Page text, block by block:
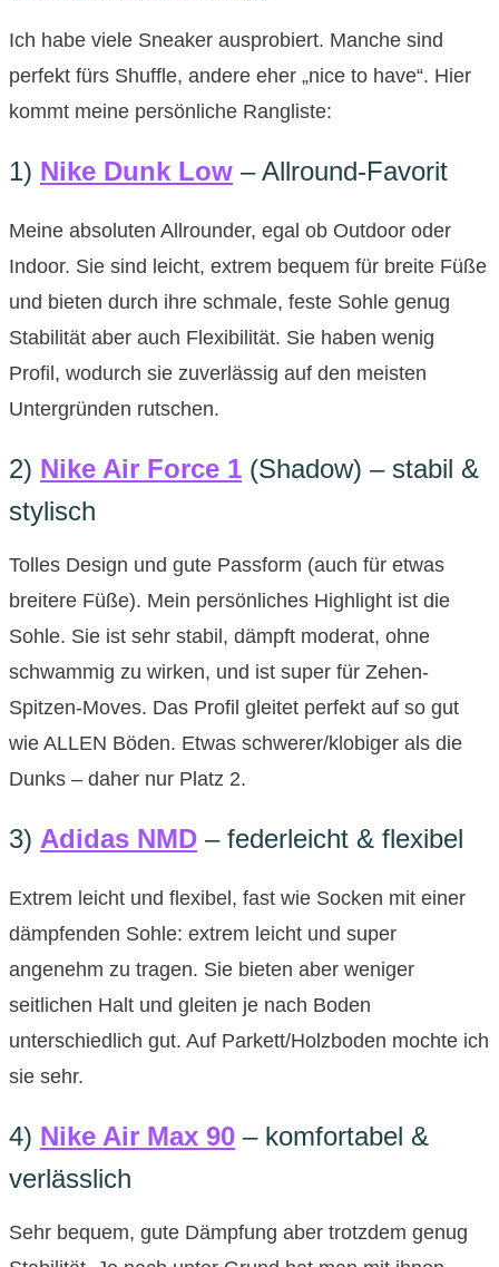
Ich habe viele Sneaker ausprobiert. Manche sind
perfekt fürs Shuffle, andere eher „nice to have“. Hier
kommt meine persönliche Rangliste:
1) Nike Dunk Low – Allround-Favorit
Meine absoluten Allrounder, egal ob Outdoor oder
Indoor. Sie sind leicht, extrem bequem für breite Füße
und bieten durch ihre schmale, feste Sohle genug
Stabilität aber auch Flexibilität. Sie haben wenig
Profil, wodurch sie zuverlässig auf den meisten
Untergründen rutschen.
2) Nike Air Force 1 (Shadow) – stabil &
stylisch
Tolles Design und gute Passform (auch für etwas
breitere Füße). Mein persönliches Highlight ist die
Sohle. Sie ist sehr stabil, dämpft moderat, ohne
schwammig zu wirken, und ist super für Zehen-
Spitzen-Moves. Das Profil gleitet perfekt auf so gut
wie ALLEN Böden. Etwas schwerer/klobiger als die
Dunks – daher nur Platz 2.
3) Adidas NMD – federleicht & flexibel
Extrem leicht und flexibel, fast wie Socken mit einer
dämpfenden Sohle: extrem leicht und super
angenehm zu tragen. Sie bieten aber weniger
seitlichen Halt und gleiten je nach Boden
unterschiedlich gut. Auf Parkett/Holzboden mochte ich
sie sehr.
4) Nike Air Max 90 – komfortabel &
verlässlich
Sehr bequem, gute Dämpfung aber trotzdem genug